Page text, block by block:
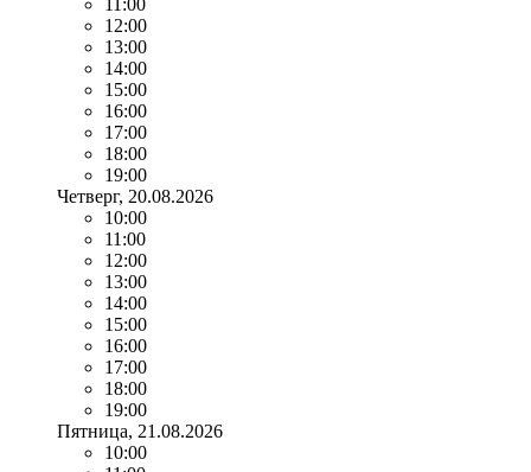
12:00
13:00
14:00
15:00
16:00
17:00
18:00
19:00
Четверг, 20.08.2026
10:00
11:00
12:00
13:00
14:00
15:00
16:00
17:00
18:00
19:00
Пятница, 21.08.2026
10:00